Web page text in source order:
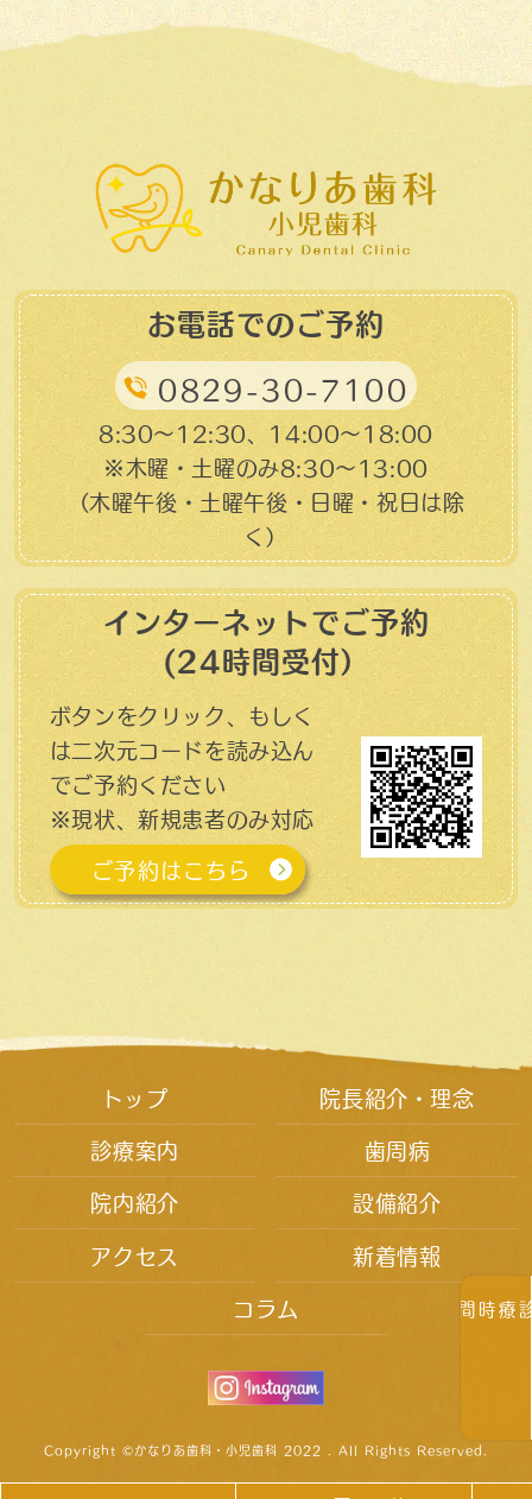
お電話でのご予約
0829-30-7100
8:30～12:30、14:00～18:00
※木曜・土曜のみ8:30〜13:00
（木曜午後・土曜午後・日曜・祝日は除
く）
インターネットでご予約
(24時間受付）
ボタンをクリック、もしく
は二次元コードを読み込ん
でご予約ください
※現状、新規患者のみ対応
ご予約はこちら
トップ
院長紹介・理念
診療案内
歯周病
院内紹介
設備紹介
アクセス
新着情報
コラム
Copyright ©かなりあ歯科・小児歯科 2022 . All Rights Reserved.
診療時間